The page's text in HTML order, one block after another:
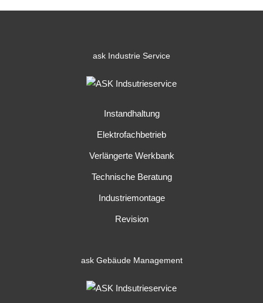
ask Industrie Service
Instandhaltung
Elektrofachbetrieb
Verlängerte Werkbank
Technische Beratung
Industriemontage
Revision
askGebäude Management